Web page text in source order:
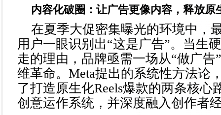
内容化破圈：让广告更像内容，释放原
在夏季大促密集曝光的环境中，
用户一眼识别出“这是广告”。当生
走的理由，品牌亟需一场从“做广告
维革命。Meta提出的系统性方法论
了打造原生化Reels爆款的两条核心
创意运作系统，并深度融入创作者